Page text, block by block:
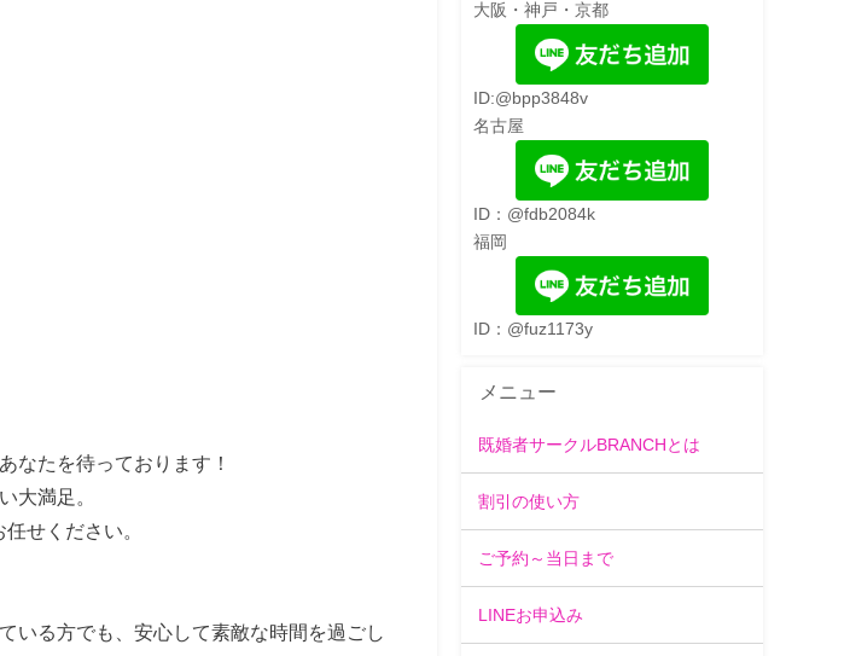
なたを待っております！
大満足。
せください。
いる方でも、安心して素敵な時間を過ごし
大阪・神戸・京都
ID:@bpp3848v
名古屋
ID：@fdb2084k
福岡
ID：@fuz1173y
メニュー
既婚者サークルBRANCHとは
割引の使い方
ご予約～当日まで
LINEお申込み